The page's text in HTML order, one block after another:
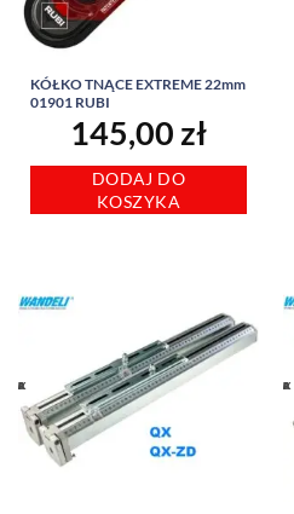
KÓŁKO TNĄCE EXTREME 22mm
01901 RUBI
145,00 zł
DODAJ DO
KOSZYKA